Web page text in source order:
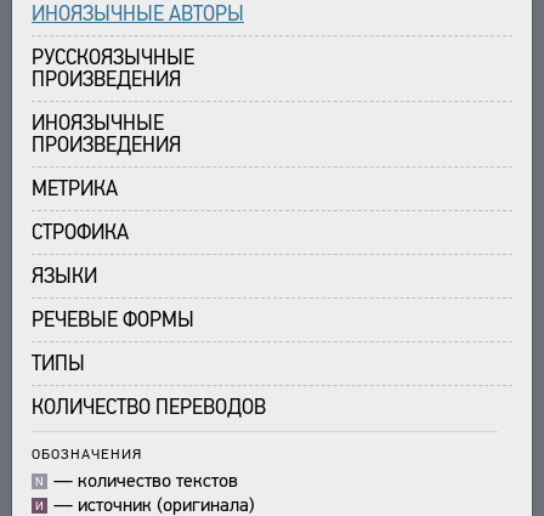
ИНОЯЗЫЧНЫЕ АВТОРЫ
РУССКОЯЗЫЧНЫЕ
ПРОИЗВЕДЕНИЯ
ИНОЯЗЫЧНЫЕ
ПРОИЗВЕДЕНИЯ
МЕТРИКА
СТРОФИКА
ЯЗЫКИ
РЕЧЕВЫЕ ФОРМЫ
ТИПЫ
КОЛИЧЕСТВО ПЕРЕВОДОВ
ОБОЗНАЧЕНИЯ
N — количество текстов
И — источник (оригинала)